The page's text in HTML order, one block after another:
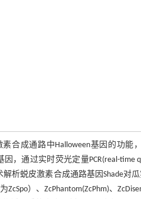
合成通路中Halloween基因的功能
因，通过实时荧光定量PCR(real-time
解析蜕皮激素合成通路基因Shade
）、ZcPhantom(ZcPhm)、